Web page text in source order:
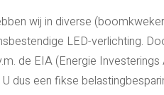
wij in diverse
LED-verlichting.
de EIA (Energie
dus een fikse